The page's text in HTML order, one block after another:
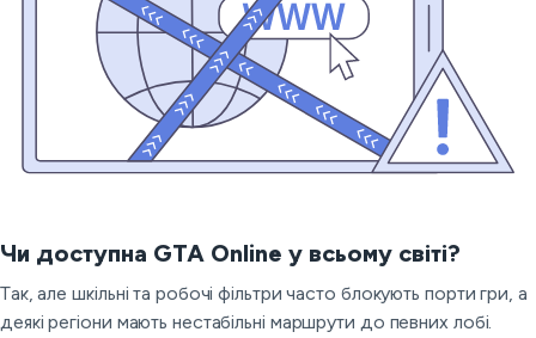
Чи доступна GTA Online у всьому світі?
Так, але шкільні та робочі фільтри часто блокують порти гри, а
деякі регіони мають нестабільні маршрути до певних лобі.